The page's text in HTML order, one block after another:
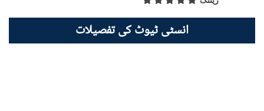
انسٹی ٹیوٹ کی تفصیلات